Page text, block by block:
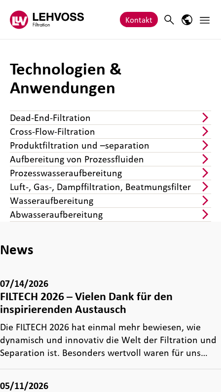
Kontakt SearchSprach-
Technologien &
Anwendungen
Dead-End-Filtration
Cross-Flow-Filtration
Produktfiltration und –separation
Aufbereitung von Prozessfluiden
Prozesswasseraufbereitung
Luft-, Gas-, Dampffiltration, Beatmungsfilter
Wasseraufbereitung
Abwasseraufbereitung
News
07/14/2026
FILTECH 2026 – Vielen Dank für den
inspirierenden Austausch
Die FILTECH 2026 hat einmal mehr bewiesen, wie
dynamisch und innovativ die Welt der Filtration und
Separation ist. Besonders wertvoll waren für uns…
05/11/2026